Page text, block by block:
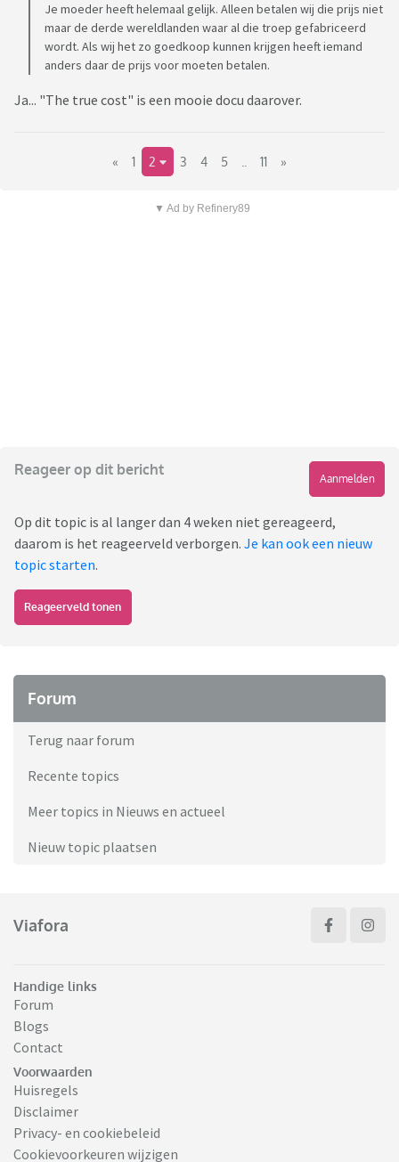
Je moeder heeft helemaal gelijk. Alleen betalen wij die prijs niet
maar de derde wereldlanden waar al die troep gefabriceerd
wordt. Als wij het zo goedkoop kunnen krijgen heeft iemand
anders daar de prijs voor moeten betalen.
Ja... "The true cost" is een mooie docu daarover.
« 1 2 3 4 5 11 »
▼ Ad by Refinery89
Reageer op dit bericht
Aanmelden
Op dit topic is al langer dan 4 weken niet gereageerd,
daarom is het reageerveld verborgen. Je kan ook een nieuw
topic starten.
Reageerveld tonen
Forum
Terug naar forum
Recente topics
Meer topics in Nieuws en actueel
Nieuw topic plaatsen
Viafora
Handige links
Forum
Blogs
Contact
Voorwaarden
Huisregels
Disclaimer
Privacy- en cookiebeleid
Cookievoorkeuren wijzigen